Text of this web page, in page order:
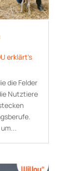
erklärt's
die Felder
Nutztiere